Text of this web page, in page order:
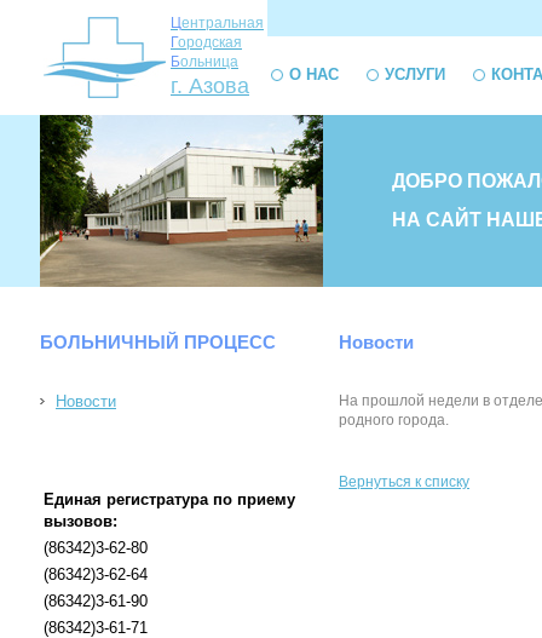
Центральная
Городская
Больница
г. Азова О НАС УСЛУГИ
ДОБРО
НА САЙТ
БОЛЬНИЧНЫЙ ПРОЦЕСС
Новости
Единая регистратура по приему
вызовов:
(86342)3-62-80
(86342)3-62-64
(86342)3-61-90
(86342)3-61-71
Новости
На прошлой недели в
родного города.
Вернуться к списку